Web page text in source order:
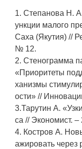
1. Степанова Н.
ункции малого
Саха (Якутия) //
№ 12.
2. Стенограмма
«Приоритеты
ханизмы
ости» //
3.Тарутин А.
са // Экономист.
4. Костров А.
ажировать через